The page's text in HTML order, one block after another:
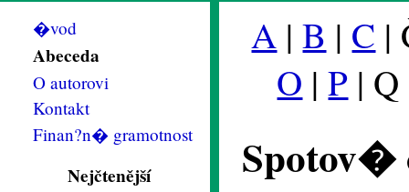
�vod
Abeceda
O autorovi
Kontakt
Finan?n� gramotnost
Nejčtenější
A |B | C |
O |P |
Spotov�